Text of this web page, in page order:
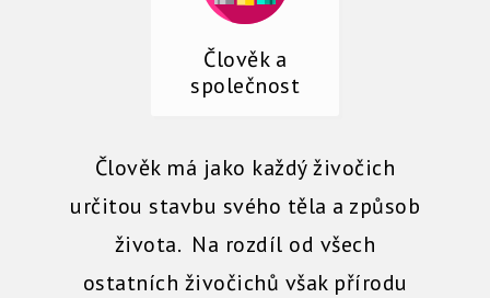
Člověk a
společnost
Člověk má jako každý živočich
určitou stavbu svého těla a způsob
života. Na rozdíl od všech
ostatních živočichů však přírodu